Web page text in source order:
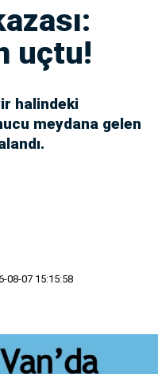
uçtu!
halindeki
meydana gelen
08-07 15:15:58